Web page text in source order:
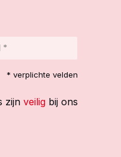
* verplichte velden
zijn veilig bij ons